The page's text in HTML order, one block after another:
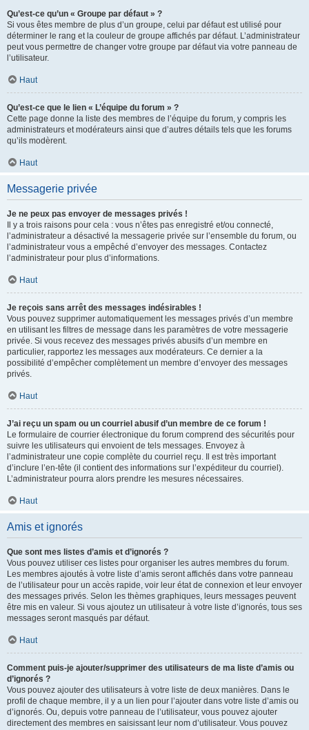
Qu’est-ce qu’un « Groupe par défaut » ?
Si vous êtes membre de plus d’un groupe, celui par défaut est utilisé pour
déterminer le rang et la couleur de groupe affichés par défaut. L’administrateur
peut vous permettre de changer votre groupe par défaut via votre panneau de
l’utilisateur.
Haut
Qu’est-ce que le lien « L’équipe du forum » ?
Cette page donne la liste des membres de l’équipe du forum, y compris les
administrateurs et modérateurs ainsi que d’autres détails tels que les forums
qu’ils modèrent.
Haut
Messagerie privée
Je ne peux pas envoyer de messages privés !
Il y a trois raisons pour cela : vous n’êtes pas enregistré et/ou connecté,
l’administrateur a désactivé la messagerie privée sur l’ensemble du forum, ou
l’administrateur vous a empêché d’envoyer des messages. Contactez
l’administrateur pour plus d’informations.
Haut
Je reçois sans arrêt des messages indésirables !
Vous pouvez supprimer automatiquement les messages privés d’un membre
en utilisant les filtres de message dans les paramètres de votre messagerie
privée. Si vous recevez des messages privés abusifs d’un membre en
particulier, rapportez les messages aux modérateurs. Ce dernier a la
possibilité d’empêcher complètement un membre d’envoyer des messages
privés.
Haut
J’ai reçu un spam ou un courriel abusif d’un membre de ce forum !
Le formulaire de courrier électronique du forum comprend des sécurités pour
suivre les utilisateurs qui envoient de tels messages. Envoyez à
l’administrateur une copie complète du courriel reçu. Il est très important
d’inclure l’en-tête (il contient des informations sur l’expéditeur du courriel).
L’administrateur pourra alors prendre les mesures nécessaires.
Haut
Amis et ignorés
Que sont mes listes d’amis et d’ignorés ?
Vous pouvez utiliser ces listes pour organiser les autres membres du forum.
Les membres ajoutés à votre liste d’amis seront affichés dans votre panneau
de l’utilisateur pour un accès rapide, voir leur état de connexion et leur envoyer
des messages privés. Selon les thèmes graphiques, leurs messages peuvent
être mis en valeur. Si vous ajoutez un utilisateur à votre liste d’ignorés, tous ses
messages seront masqués par défaut.
Haut
Comment puis-je ajouter/supprimer des utilisateurs de ma liste d’amis ou
d’ignorés ?
Vous pouvez ajouter des utilisateurs à votre liste de deux manières. Dans le
profil de chaque membre, il y a un lien pour l’ajouter dans votre liste d’amis ou
d’ignorés. Ou, depuis votre panneau de l’utilisateur, vous pouvez ajouter
directement des membres en saisissant leur nom d’utilisateur. Vous pouvez